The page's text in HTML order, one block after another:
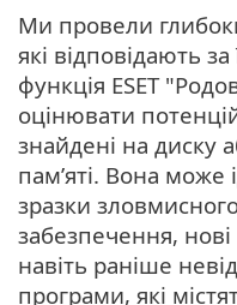
Ми провели
які відповідають
функція ESET
оцінювати
знайдені на диску
пам’яті. Вона може
зразки
забезпечення, нові
навіть раніше
програми, які